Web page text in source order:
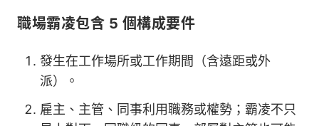
職場霸凌包含 5 個構成要件
發生在工作場所或工作期間（含遠距或外
派）。
雇主、主管、同事利用職務或權勢；霸凌不只